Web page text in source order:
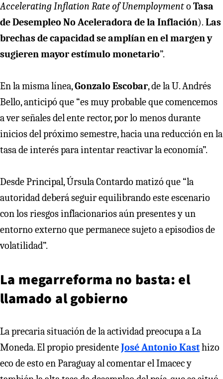
Accelerating Inflation Rate of Unemploymento Tasa
de Desempleo No Aceleradora de la Inflación). Las
brechas de capacidad se amplían en el margen y
sugieren mayor estímulo monetario”.
En la misma línea,Gonzalo Escobar, de la U. Andrés
Bello, anticipó que “es muy probable que comencemos
a ver señales del ente rector, por lo menos durante
inicios del próximo semestre, hacia una reducción en la
tasa de interés para intentar reactivar la economía”.
Desde Principal, Úrsula Contardo matizó que “la
autoridad deberá seguir equilibrando este escenario
con los riesgos inflacionarios aún presentes y un
entorno externo que permanece sujeto a episodios de
volatilidad”.
La megarreforma no basta: el
llamado al gobierno
La precaria situación de la actividad preocupa a La
Moneda. El propio presidenteJosé Antonio Kasthizo
eco de esto en Paraguay al comentar el Imacec y